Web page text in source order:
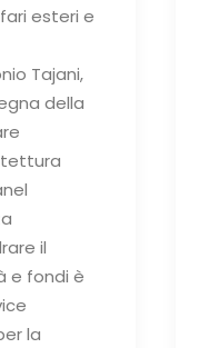
esteri e
Tajani,
della
il
e fondi è
la